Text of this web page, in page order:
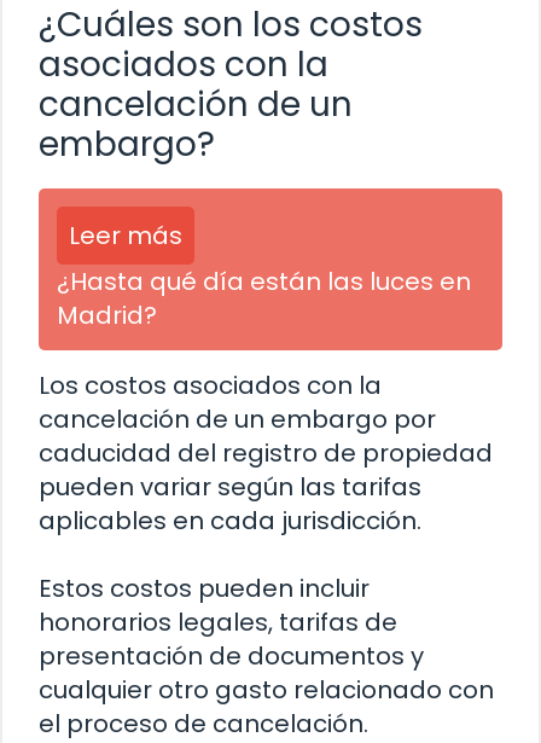
¿Cuáles son los costos
asociados con la
cancelación de un
embargo?
Leer más
¿Hasta qué día están las luces en
Madrid?
Los costos asociados con la
cancelación de un embargo por
caducidad del registro de propiedad
pueden variar según las tarifas
aplicables en cada jurisdicción.
Estos costos pueden incluir
honorarios legales, tarifas de
presentación de documentos y
cualquier otro gasto relacionado con
el proceso de cancelación.